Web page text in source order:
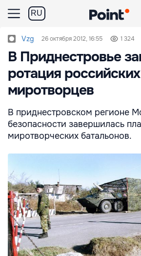
RU
Vzg 26 октября 2012, 16:55 1 324
В Приднестровье
ротация российских
миротворцев
В приднестровском регионе
безопасности завершилась
миротворческих батальонов.